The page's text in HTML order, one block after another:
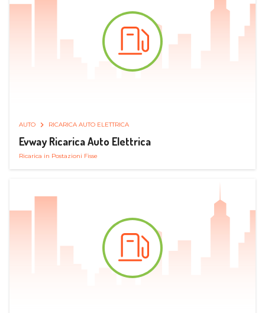
AUTO RICARICA AUTO ELETTRICA
Evway Ricarica Auto Elettrica
Ricarica in Postazioni Fisse